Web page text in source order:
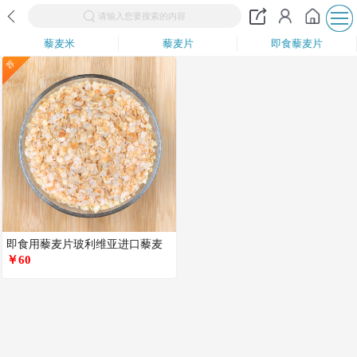
请输入您要搜索的内容
藜麦米 藜麦片 即食藜麦片
荐
即食用藜麦片玻利维亚进口藜麦
片白藜麦片低温烘焙皇家藜麦片
￥60